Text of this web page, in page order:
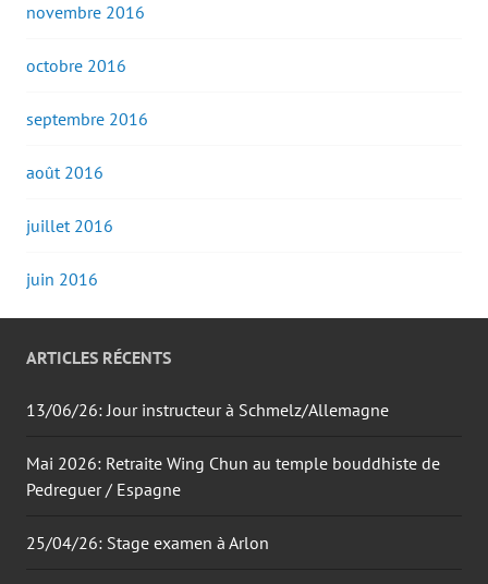
novembre 2016
octobre 2016
septembre 2016
août 2016
juillet 2016
juin 2016
ARTICLES RÉCENTS
13/06/26: Jour instructeur à Schmelz/Allemagne
Mai 2026: Retraite Wing Chun au temple bouddhiste de
Pedreguer / Espagne
25/04/26: Stage examen à Arlon